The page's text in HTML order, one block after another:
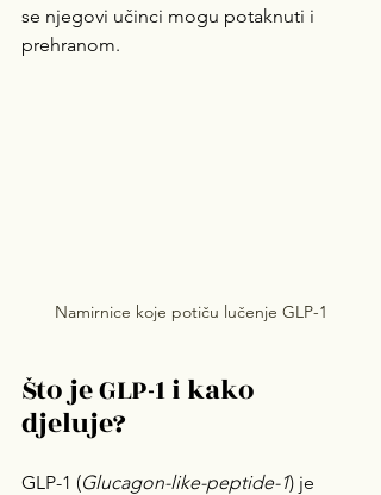
se njegovi učinci mogu potaknuti i
prehranom.
Namirnice koje potiču lučenje GLP-1
Što je GLP-1 i kako
djeluje?
GLP-1 (Glucagon-like-peptide-1) je